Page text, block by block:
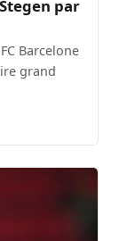
par
Barcelone
grand